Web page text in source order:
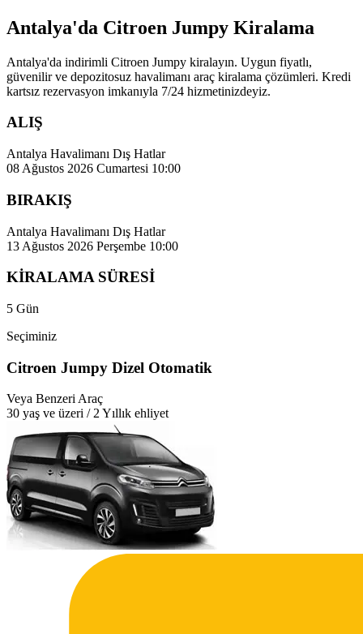
Antalya'da Citroen Jumpy Kiralama
Antalya'da indirimli Citroen Jumpy kiralayın. Uygun fiyatlı,
güvenilir ve depozitosuz havalimanı araç kiralama çözümleri. Kredi
kartsız rezervasyon imkanıyla 7/24 hizmetinizdeyiz.
ALIŞ
Antalya Havalimanı Dış Hatlar
08 Ağustos 2026 Cumartesi 10:00
BIRAKIŞ
Antalya Havalimanı Dış Hatlar
13 Ağustos 2026 Perşembe 10:00
KİRALAMA SÜRESİ
5 Gün
Seçiminiz
Citroen Jumpy Dizel Otomatik
Veya Benzeri Araç
30 yaş ve üzeri / 2 Yıllık ehliyet